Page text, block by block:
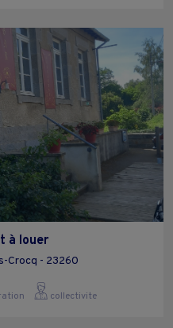
à louer
Crocq - 23260
collectivite